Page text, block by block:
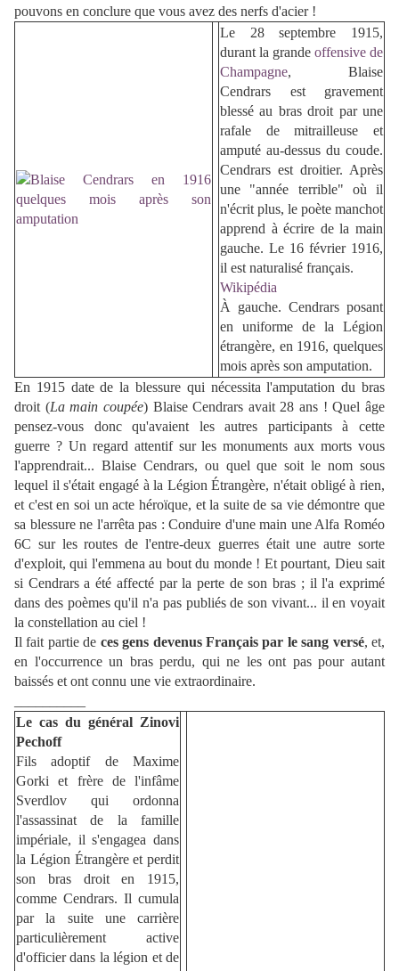
pouvons en conclure que vous avez des nerfs d'acier !
Le 28 septembre 1915,
durant la grande offensive de
Champagne, Blaise
Cendrars est gravement
blessé au bras droit par une
rafale de mitrailleuse et
amputé au-dessus du coude.
Cendrars est droitier. Après
une "année terrible" où il
n'écrit plus, le poète manchot
apprend à écrire de la main
gauche. Le 16 février 1916,
il est naturalisé français.
Wikipédia
À gauche. Cendrars posant
en uniforme de la Légion
étrangère, en 1916, quelques
mois après son amputation.
En 1915 date de la blessure qui nécessita l'amputation du bras
droit (La main coupée) Blaise Cendrars avait 28 ans ! Quel âge
pensez-vous donc qu'avaient les autres participants à cette
guerre ? Un regard attentif sur les monuments aux morts vous
l'apprendrait... Blaise Cendrars, ou quel que soit le nom sous
lequel il s'était engagé à la Légion Étrangère, n'était obligé à rien,
et c'est en soi un acte héroïque, et la suite de sa vie démontre que
sa blessure ne l'arrêta pas : Conduire d'une main une Alfa Roméo
6C sur les routes de l'entre-deux guerres était une autre sorte
d'exploit, qui l'emmena au bout du monde ! Et pourtant, Dieu sait
si Cendrars a été affecté par la perte de son bras ; il l'a exprimé
dans des poèmes qu'il n'a pas publiés de son vivant... il en voyait
la constellation au ciel !
Il fait partie de ces gens devenus Français par le sang versé, et,
en l'occurrence un bras perdu, qui ne les ont pas pour autant
baissés et ont connu une vie extraordinaire.
Le cas du général Zinovi
Pechoff
Fils adoptif de Maxime
Gorki et frère de l'infâme
Sverdlov qui ordonna
l'assassinat de la famille
impériale, il s'engagea dans
la Légion Étrangère et perdit
son bras droit en 1915,
comme Cendrars. Il cumula
par la suite une carrière
particulièrement active
d'officier dans la légion et de